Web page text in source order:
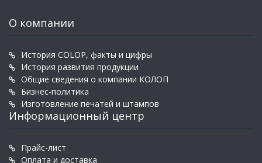
О компании
История COLOP, факты и цифры
История развития продукции
Общие сведения о компании КОЛОП
Бизнес-политика
Изготовление печатей и штампов
Информационный центр
Прайс-лист
Оплата и доставка